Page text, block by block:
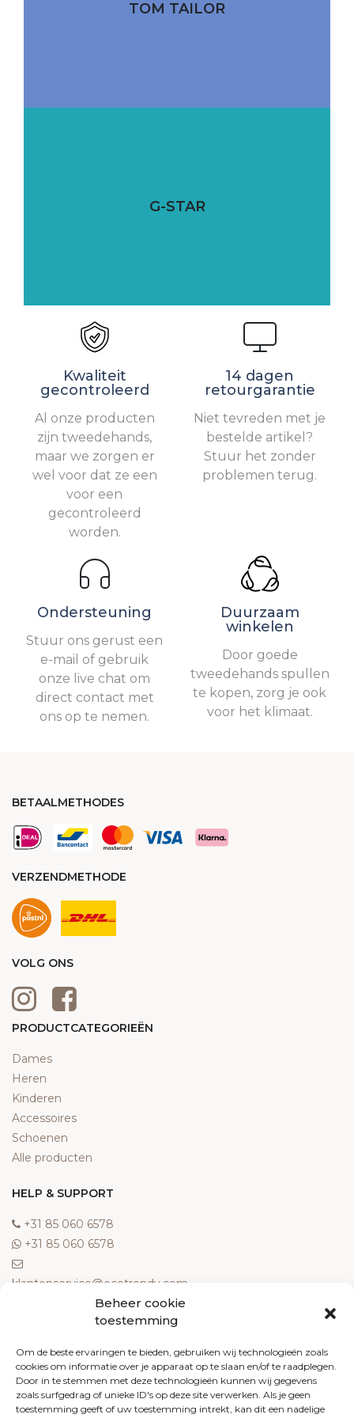
Beheer cookie
toestemming
Om de beste ervaringen te bieden, gebruiken wij technologieën zoals
cookies om informatie over je apparaat op te slaan en/of te raadplegen.
Door in te stemmen met deze technologieën kunnen wij gegevens
zoals surfgedrag of unieke ID's op deze site verwerken. Als je geen
toestemming geeft of uw toestemming intrekt, kan dit een nadelige
TOM TAILOR
G-STAR
Kwaliteit
gecontroleerd
Al onze producten
zijn tweedehands,
maar we zorgen er
wel voor dat ze een
voor een
gecontroleerd
worden.
14 dagen
retourgarantie
Niet tevreden met je
bestelde artikel?
Stuur het zonder
problemen terug.
Ondersteuning
Stuur ons gerust een
e-mail of gebruik
onze live chat om
direct contact met
ons op te nemen.
Duurzaam
winkelen
Door goede
tweedehands spullen
te kopen, zorg je ook
voor het klimaat.
BETAALMETHODES
VERZENDMETHODE
VOLG ONS
PRODUCTCATEGORIEËN
Dames
Heren
Kinderen
Accessoires
Schoenen
Alle producten
HELP & SUPPORT
‎+31 85 060 6578
‎+31 85 060 6578
klantenservice@ecotrendy.com
Meest gestelde vragen
Contact
Algemene voorwaarden
Retourneren